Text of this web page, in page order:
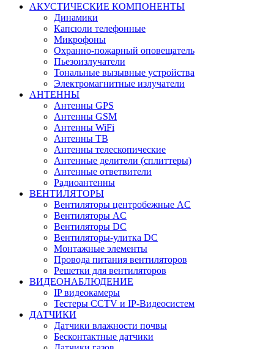
АКУСТИЧЕСКИЕ КОМПОНЕНТЫ
Динамики
Капсюли телефонные
Микрофоны
Охранно-пожарный оповещатель
Пьезоизлучатели
Тональные вызывные устройства
Электромагнитные излучатели
АНТЕННЫ
Антенны GPS
Антенны GSM
Антенны WiFi
Антенны ТВ
Антенны телескопические
Антенные делители (сплиттеры)
Антенные ответвители
Радиоантенны
ВЕНТИЛЯТОРЫ
Вентиляторы центробежные AC
Вентиляторы AC
Вентиляторы DC
Вентиляторы-улитка DC
Монтажные элементы
Провода питания вентиляторов
Решетки для вентиляторов
ВИДЕОНАБЛЮДЕНИЕ
IP видеокамеры
Тестеры CCTV и IP-Видеосистем
ДАТЧИКИ
Датчики влажности почвы
Бесконтактные датчики